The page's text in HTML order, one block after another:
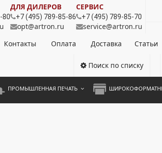
80
ДЛЯ ДИЛЕРОВ
+7 (495) 789-85-86
opt@artron.ru
СЕРВИС
+7 (495) 789-85-70
service@artron.ru
Контакты Оплата Доставка Статьи
Поиск по списку
ПРОМЫШЛЕННАЯ ПЕЧАТЬ